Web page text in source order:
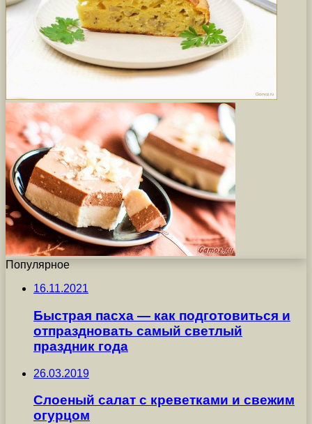
Популярное
16.11.2021
Быстрая пасха — как подготовиться и
отпраздновать самый светлый
праздник года
26.03.2019
Слоеный салат с креветками и свежим
огурцом